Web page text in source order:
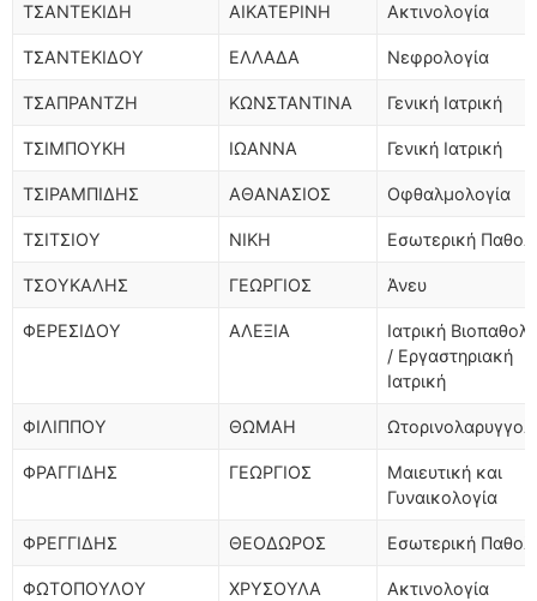
ΤΣΑΝΤΕΚΙΔΗ ΑΙΚΑΤΕΡΙΝΗ Ακτινολογία
ΤΣΑΝΤΕΚΙΔΟΥ ΕΛΛΑΔΑ Νεφρολογία
ΤΣΑΠΡΑΝΤΖΗ ΚΩΝΣΤΑΝΤΙΝΑ Γενική Ιατρική
ΤΣΙΜΠΟΥΚΗ ΙΩΑΝΝΑ Γενική Ιατρική
ΤΣΙΡΑΜΠΙΔΗΣ ΑΘΑΝΑΣΙΟΣ Οφθαλμολογία
ΤΣΙΤΣΙΟΥ ΝΙΚΗ Εσωτερική
ΤΣΟΥΚΑΛΗΣ ΓΕΩΡΓΙΟΣ Άνευ
ΦΕΡΕΣΙΔΟΥ ΑΛΕΞΙΑ
Ιατρική
/ Εργαστηριακή
Ιατρική
ΦΙΛΙΠΠΟΥ ΘΩΜΑΗ
ΦΡΑΓΓΙΔΗΣ ΓΕΩΡΓΙΟΣ
Μαιευτική και
Γυναικολογία
ΦΡΕΓΓΙΔΗΣ ΘΕΟΔΩΡΟΣ Εσωτερική
ΦΩΤΟΠΟΥΛΟΥ ΧΡΥΣΟΥΛΑ Ακτινολογία